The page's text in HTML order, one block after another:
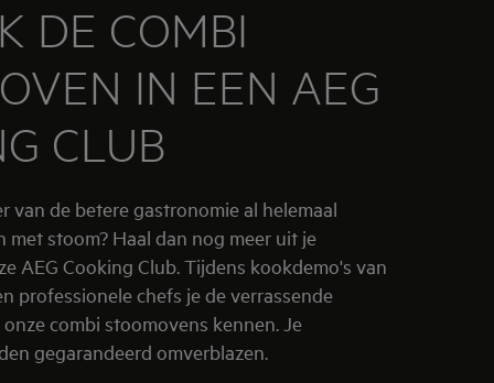
DE COMBI
IN EEN AEG
CLUB
van de betere gastronomie al helemaal
met stoom? Haal dan nog meer uit je
AEG Cooking Club. Tijdens kookdemo's van
professionele chefs je de verrassende
combi stoomovens kennen. Je
gegarandeerd omverblazen.